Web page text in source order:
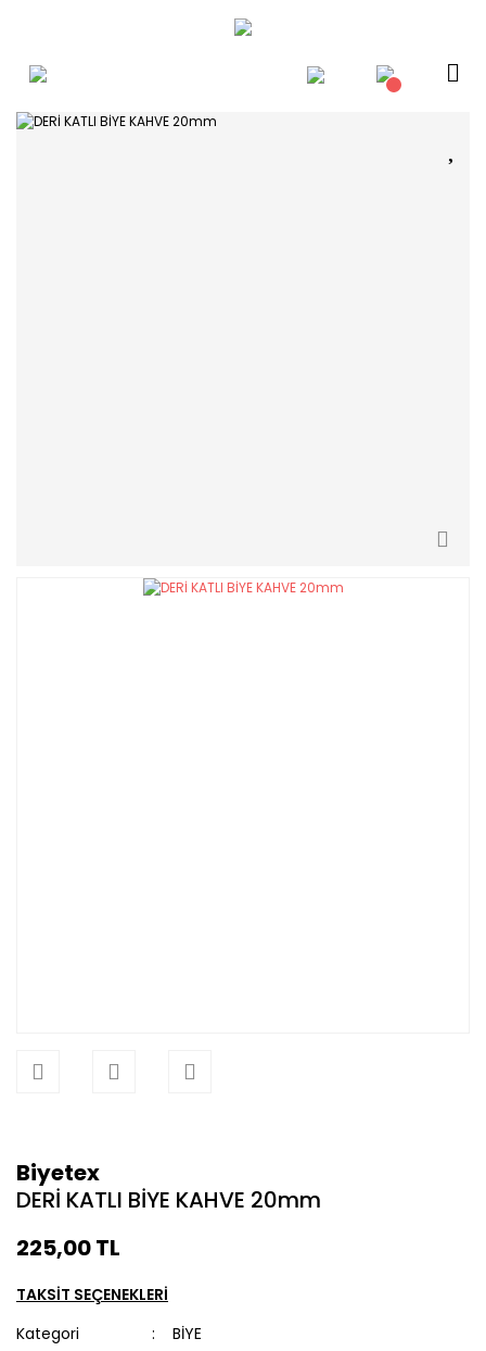
Biyetex
DERİ KATLI BİYE KAHVE 20mm
225,00 TL
TAKSİT SEÇENEKLERİ
Kategori
BİYE